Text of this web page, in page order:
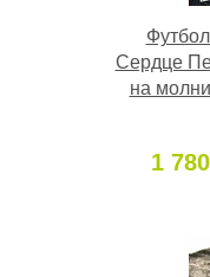
Сердце
на
1